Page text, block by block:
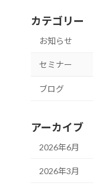
カテゴリー
お知らせ
セミナー
ブログ
アーカイブ
2026年6月
2026年3月